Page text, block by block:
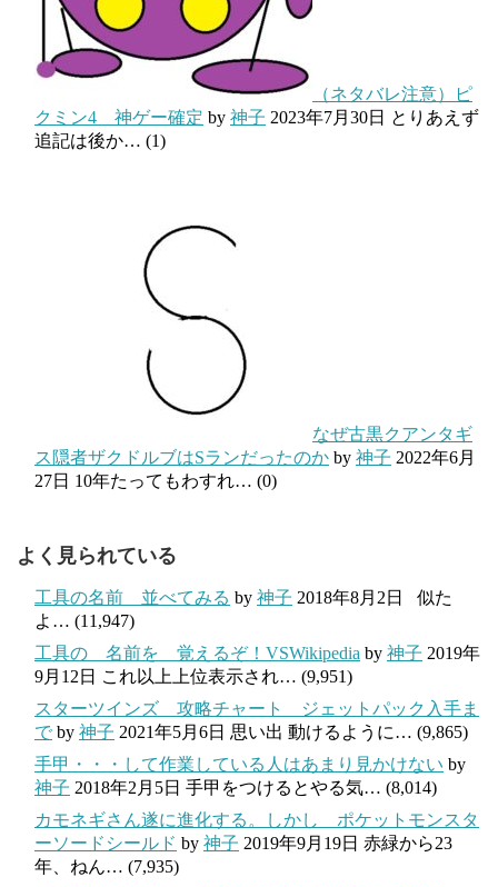
（ネタバレ注意）ピ
クミン4 神ゲー確定 by 神子 2023年7月30日 とりあえず
追記は後か… (1)
なぜ古黒クアンタギ
ス隠者ザクドルブはSランだったのか by 神子 2022年6月
27日 10年たってもわすれ… (0)
よく見られている
工具の名前 並べてみる by 神子 2018年8月2日
似た
よ… (11,947)
工具の 名前を 覚えるぞ！VSWikipedia by 神子 2019年
9月12日 これ以上上位表示され… (9,951)
スターツインズ 攻略チャート ジェットパック入手ま
で by 神子 2021年5月6日 思い出 動けるように… (9,865)
手甲・・・して作業している人はあまり見かけない by
神子 2018年2月5日 手甲をつけるとやる気… (8,014)
カモネギさん遂に進化する。しかし ポケットモンスタ
ーソードシールド by 神子 2019年9月19日 赤緑から23
年、ねん… (7,935)